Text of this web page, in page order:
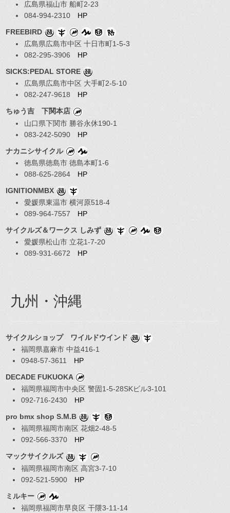
広島県福山市 船町2-23
084-994-2310 HP
FREEBIRD
広島県広島市中区 十日市町1-5-3
082-295-3906 HP
SICKS:PEDAL STORE
広島県広島市中区 大手町2-5-10
082-247-9618 HP
ちゅう吉 下関本店
山口県下関市 勝谷永休190-1
083-242-5090 HP
ナカニシサイクル
徳島県徳島市 徳島本町1-6
088-625-2864 HP
IGNITIONMBX
愛媛県東温市 横河原518-4
089-964-7557 HP
サイクルズ＆ワークス しみず
愛媛県松山市 立花1-7-20
089-931-6672 HP
九州・沖縄
サイクルショップ ワイルドウインド
福岡県嘉麻市 中益416-1
0948-57-3611 HP
DECADE FUKUOKA
福岡県福岡市中央区 警固1-5-28SKビル3-101
092-716-2430 HP
pro bmx shop S.M.B
福岡県福岡市南区 花畑2-48-5
092-566-3370 HP
マックサイクルズ
福岡県福岡市南区 高宮3-7-10
092-521-5900 HP
ミルキー
福岡県福岡市早良区 干隈3-11-14